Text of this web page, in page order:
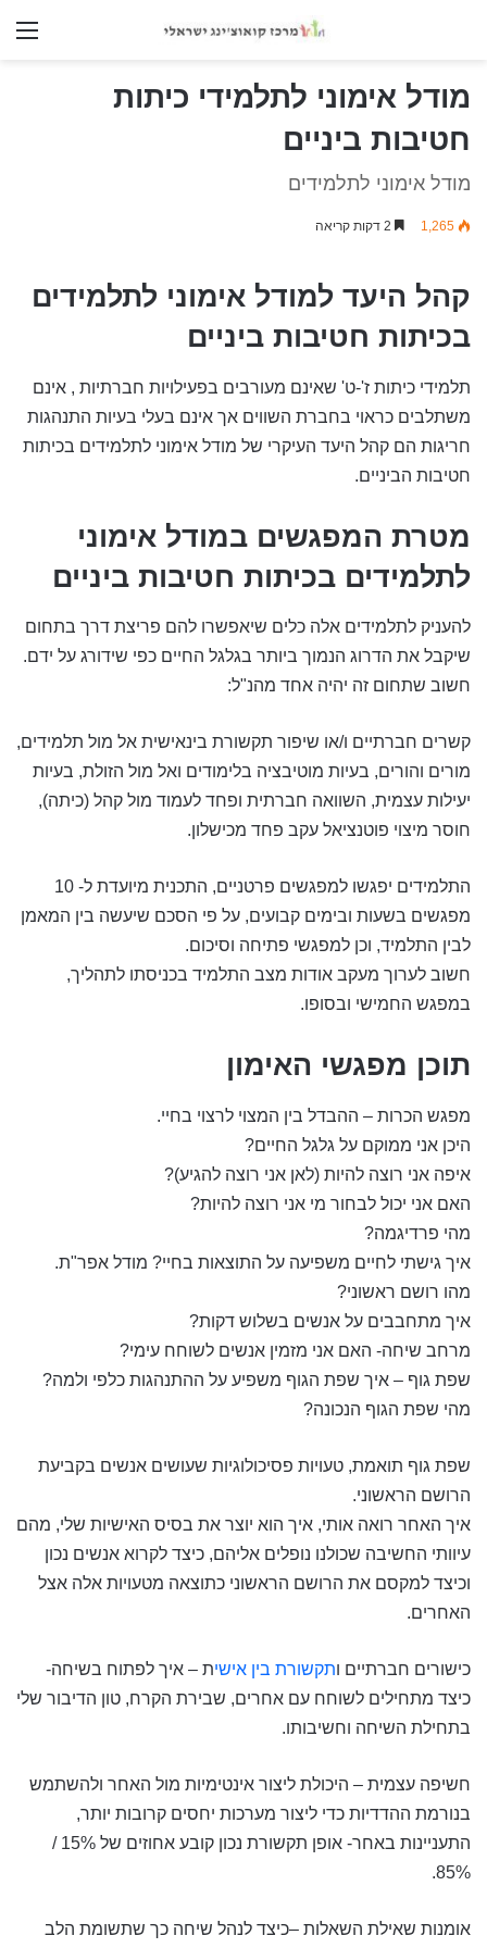
מודל אימוני לתלמידי כיתות
חטיבות ביניים
מודל אימוני לתלמידים
1,265
קהל היעד למודל אימוני לתלמידים
בכיתות חטיבות ביניים
תלמידי כיתות ז'-ט' שאינם מעורבים בפעילויות חברתיות , אינם
משתלבים כראוי בחברת השווים אך אינם בעלי בעיות התנהגות
חריגות הם קהל היעד העיקרי של מודל אימוני לתלמידים בכיתות
חטיבות הביניים.
מטרת המפגשים במודל אימוני
לתלמידים בכיתות חטיבות ביניים
להעניק לתלמידים אלה כלים שיאפשרו להם פריצת דרך בתחום
שיקבל את הדרוג הנמוך ביותר בגלגל החיים כפי שידורג על ידם.
חשוב שתחום זה יהיה אחד מהנ"ל:
קשרים חברתיים ו/או שיפור תקשורת בינאישית אל מול תלמידים,
מורים והורים, בעיות מוטיבציה בלימודים ואל מול הזולת, בעיות
יעילות עצמית, השוואה חברתית ופחד לעמוד מול קהל (כיתה),
חוסר מיצוי פוטנציאל עקב פחד מכישלון.
התלמידים יפגשו למפגשים פרטניים, התכנית מיועדת ל- 10
מפגשים בשעות ובימים קבועים, על פי הסכם שיעשה בין המאמן
לבין התלמיד, וכן למפגשי פתיחה וסיכום.
חשוב לערוך מעקב אודות מצב התלמיד בכניסתו לתהליך,
במפגש החמישי ובסופו.
תוכן מפגשי האימון
מפגש הכרות – ההבדל בין המצוי לרצוי בחיי.
היכן אני ממוקם על גלגל החיים?
איפה אני רוצה להיות (לאן אני רוצה להגיע)?
האם אני יכול לבחור מי אני רוצה להיות?
מהי פרדיגמה?
איך גישתי לחיים משפיעה על התוצאות בחיי? מודל אפר"ת.
מהו רושם ראשוני?
איך מתחבבים על אנשים בשלוש דקות?
מרחב שיחה- האם אני מזמין אנשים לשוחח עימי?
שפת גוף – איך שפת הגוף משפיע על ההתנהגות כלפי ולמה?
מהי שפת הגוף הנכונה?
שפת גוף תואמת, טעויות פסיכולוגיות שעושים אנשים בקביעת
הרושם הראשוני.
איך האחר רואה אותי, איך הוא יוצר את בסיס האישיות שלי, מהם
עיוותי החשיבה שכולנו נופלים אליהם, כיצד לקרוא אנשים נכון
וכיצד למקסם את הרושם הראשוני כתוצאה מטעויות אלה אצל
האחרים.
כישורים חברתיים ותקשורת בין אישית – איך לפתוח בשיחה-
כיצד מתחילים לשוחח עם אחרים, שבירת הקרח, טון הדיבור שלי
בתחילת השיחה וחשיבותו.
חשיפה עצמית – היכולת ליצור אינטימיות מול האחר ולהשתמש
בנורמת ההדדיות כדי ליצור מערכות יחסים קרובות יותר,
התעניינות באחר- אופן תקשורת נכון קובע אחוזים של 15% /
85%.
אומנות שאילת השאלות –כיצד לנהל שיחה כך שתשומת הלב